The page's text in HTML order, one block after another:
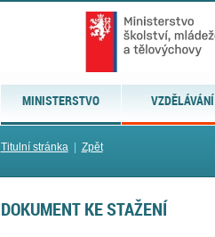
MINISTERSTVO VZDĚLÁVÁNÍ
Titulní stránka| Zpět
DOKUMENT KE STAŽENÍ